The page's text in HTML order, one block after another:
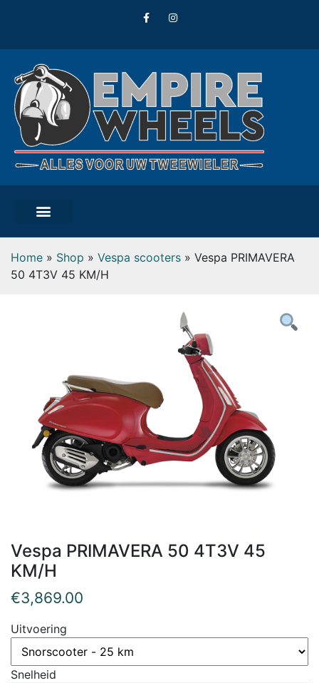
Home » Shop » Vespa scooters » Vespa PRIMAVERA
50 4T3V 45 KM/H
Vespa PRIMAVERA 50 4T3V 45
KM/H
€3,869.00
Uitvoering
Snelheid